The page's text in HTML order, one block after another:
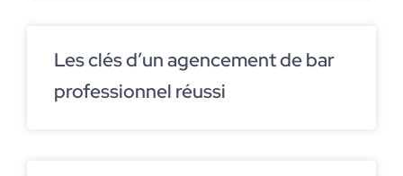
Les clés d’un agencement de bar
professionnel réussi